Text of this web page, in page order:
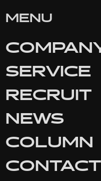
MENU
SERVICE
RECRUIT
NEWS
COLUMN
CONTACT